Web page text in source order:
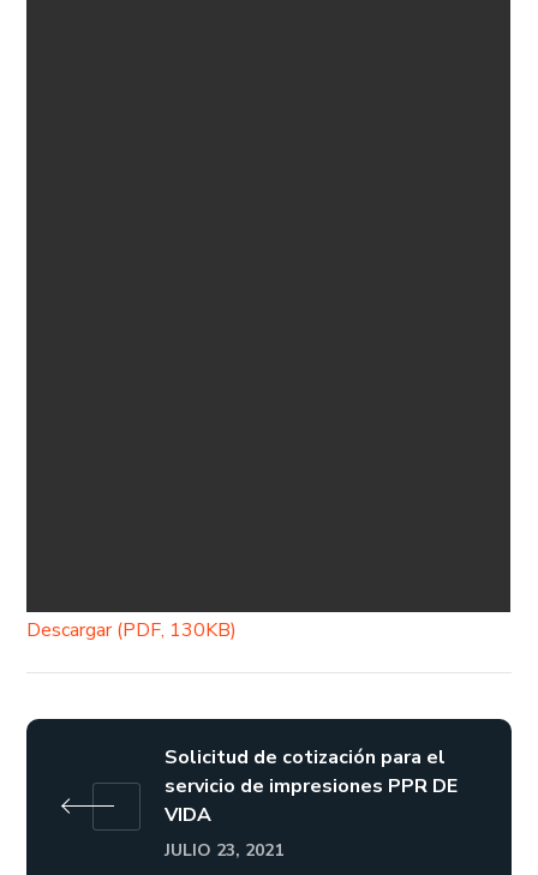
Descargar (PDF, 130KB)
Solicitud de cotización para el
servicio de impresiones PPR DE
VIDA
JULIO 23, 2021